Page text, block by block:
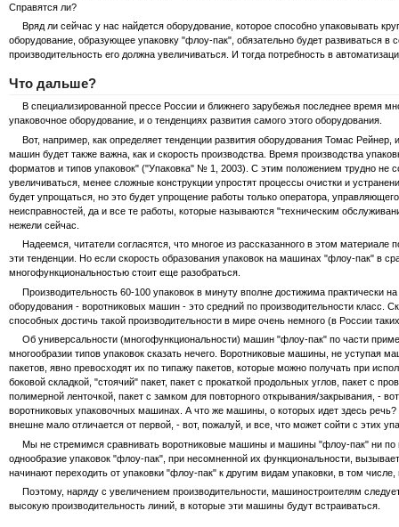
Справятся ли?
Вряд ли сейчас у нас найдется оборудование, которое способно упаковывать
оборудование, образующее упаковку "флоу-пак", обязательно будет развиваться
производительность его должна увеличиваться. И тогда потребность в
Что дальше?
В специализированной прессе России и ближнего зарубежья последнее время
упаковочное оборудование, и о тенденциях развития самого этого оборудования.
Вот, например, как определяет тенденции развития оборудования Томас
машин будет также важна, как и скорость производства. Время производства
форматов и типов упаковок" ("Упаковка" № 1, 2003). С этим положением трудно не
увеличиваться, менее сложные конструкции упростят процессы очистки и
будет упрощаться, но это будет упрощение работы только оператора,
неисправностей, да и все те работы, которые называются "техническим
нежели сейчас.
Надеемся, читатели согласятся, что многое из рассказанного в этом
эти тенденции. Но если скорость образования упаковок на машинах "флоу-пак" в
многофункциональностью стоит еще разобраться.
Производительность 60-100 упаковок в минуту вполне достижима практически
оборудования - воротниковых машин - это средний по производительности
способных достичь такой производительности в мире очень немного (в России
Об универсальности (многофункциональности) машин "флоу-пак" по части
многообразии типов упаковок сказать нечего. Воротниковые машины, не
пакетов, явно превосходят их по типажу пакетов, которые можно получать при
боковой складкой, "стоячий" пакет, пакет с прокаткой продольных углов, пакет с
полимерной ленточкой, пакет с замком для повторного открывания/закрывания, -
воротниковых упаковочных машинах. А что же машины, о которых идет здесь
внешне мало отличается от первой, - вот, пожалуй, и все, что может сойти с этих
Мы не стремимся сравнивать воротниковые машины и машины "флоу-пак" ни по
однообразие упаковок "флоу-пак", при несомненной их функциональности,
начинают переходить от упаковки "флоу-пак" к другим видам упаковки, в том
Поэтому, наряду с увеличением производительности, машиностроителям
высокую производительность линий, в которые эти машины будут встраиваться.